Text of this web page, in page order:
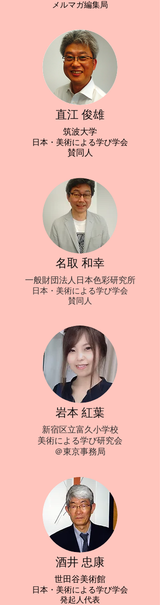
​メルマガ編集局
直江 俊雄
筑波大学
日本・美術による学び学会
​賛同人
名取 和幸
一般財団法人日本色彩研究所
日本・美術による学び学会
​賛同人
岩本 紅葉
新宿区立富久小学校
美術による学び研究会
＠東京事務局
酒井 忠康
世田谷美術館
日本・美術による学び学会
​発起人代表